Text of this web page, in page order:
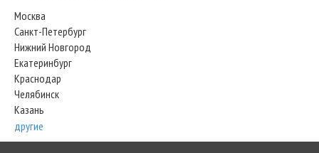
Москва
Санкт-Петербург
Нижний Новгород
Екатеринбург
Краснодар
Челябинск
Казань
другие